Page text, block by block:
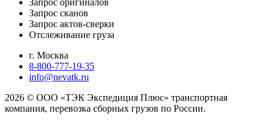
Запрос оригиналов
Запрос сканов
Запрос актов-сверки
Отслеживание груза
г. Москва
8-800-777-19-35
info@nevatk.ru
2026 © ООО «ТЭК Экспедиция Плюс» транспортная
компания, перевозка сборных грузов по России.